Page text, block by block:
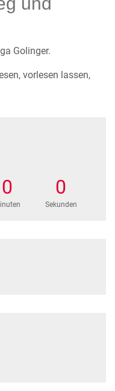
Golinger.
vorlesen lassen,
0 0
Sekunden